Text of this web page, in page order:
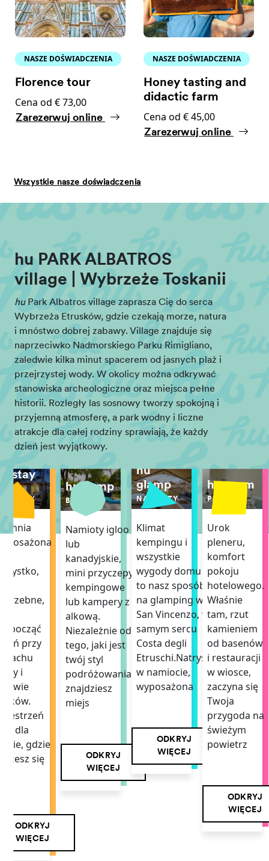
NASZE DOŚWIADCZENIA
Florence tour
Cena od € 73,00
Zarezerwuj online
NASZE DOŚWIADCZENIA
Honey tasting and
didactic farm
Cena od € 45,00
Zarezerwuj online
Wszystkie nasze doświadczenia
hu PARK ALBATROS
village | Wybrzeże Toskanii
huPark Albatros village zaprasza Cię do serca
Wybrzeża Etrusków, gdzie czekają morze, natura
i mnóstwo dobrej zabawy. Village znajduje się
naprzeciwko Nadmorskiego Parku Rimigliano,
zaledwie kilka minut spacerem od jasnych plaż i
przejrzystej wody. W okolicy można odkrywać
stanowiska archeologiczne oraz miejsca pełne
historii. Rozległy las sosnowy tworzy spokojną i
przyjemną atmosferę, a park wodny i liczne
atrakcje dla całej rodziny sprawiają, że każdy
dzień jest wyjątkowy.
stay
przy
i
dla
gdzie
się
ODKRYJ
WIĘCEJ
hu camp
BOISKA
Namioty igloo
lub
kanadyjskie,
mini przyczepy
kempingowe
lub kampery z
alkową.
Niezależnie od
tego, jaki jest
twój styl
podróżowania,
znajdziesz
miejs
ODKRYJ
WIĘCEJ
hu
glamp
NAMIOTY
Klimat
kempingu i
wszystkie
wygody domu –
to nasz sposób
na glamping w
San Vincenzo, w
samym sercu
Costa degli
Etruschi.Natrysk
w namiocie,
wyposażona
ODKRYJ
WIĘCEJ
hu room
POKÓJ
Urok
pleneru,
komfort
pokoju
hotelowego.
Właśnie
tam, rzut
kamieniem
od basenów
i restauracji
w wiosce,
zaczyna się
Twoja
przygoda na
świeżym
powietrz
ODKRYJ
WIĘCEJ